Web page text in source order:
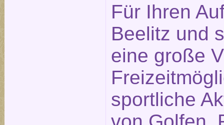
Für Ihren
Beelitz und
eine große
sportliche